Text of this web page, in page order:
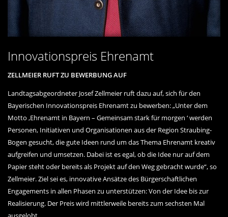
Innovationspreis Ehrenamt
ZELLMEIER RUFT ZU BEWERBUNG AUF
Landtagsabgeordneter Josef Zellmeier ruft dazu auf, sich für den
Bayerischen Innovationspreis Ehrenamt zu bewerben: „Unter dem
Motto ‚Ehrenamt in Bayern – Gemeinsam stark für morgen ‘ werden
Personen, Initiativen und Organisationen aus der Region Straubing-
Bogen gesucht, die gute Ideen rund um das Thema Ehrenamt kreativ
aufgreifen und umsetzen. Dabei ist es egal, ob die Idee nur auf dem
Papier steht oder bereits als Projekt auf den Weg gebracht wurde“, so
Zellmeier. Ziel sei es, innovative Ansätze des Bürgerschaftlichen
Engagements in allen Phasen zu unterstützen: Von der Idee bis zur
Realisierung. Der Preis wird mittlerweile bereits zum sechsten Mal